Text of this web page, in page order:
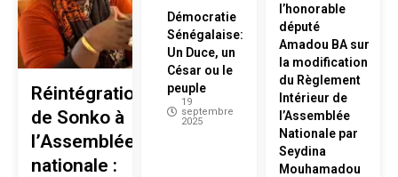
Réintégration
de Sonko à
l’Assemblée
nationale :
Démocratie
Sénégalaise:
Un Duce, un
César ou le
peuple
19
septembre
2025
l’honorable
député
Amadou BA sur
la modification
du Règlement
Intérieur de
l’Assemblée
Nationale par
Seydina
Mouhamadou